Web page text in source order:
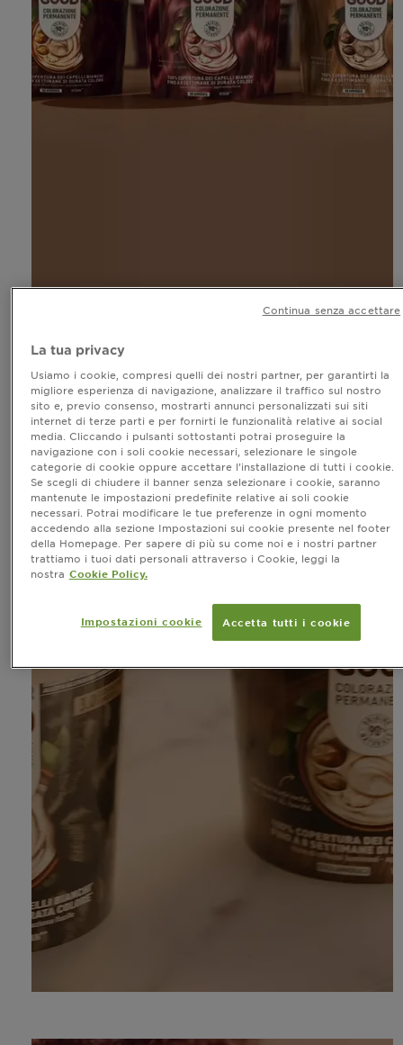
La tua privacy
Usiamo i cookie, compresi quelli dei nostri partner, per garantirti la
migliore esperienza di navigazione, analizzare il traffico sul nostro
sito e, previo consenso, mostrarti annunci personalizzati sui siti
internet di terze parti e per fornirti le funzionalità relative ai social
media. Cliccando i pulsanti sottostanti potrai proseguire la
navigazione con i soli cookie necessari, selezionare le singole
categorie di cookie oppure accettare l’installazione di tutti i cookie.
Se scegli di chiudere il banner senza selezionare i cookie, saranno
mantenute le impostazioni predefinite relative ai soli cookie
necessari. Potrai modificare le tue preferenze in ogni momento
accedendo alla sezione Impostazioni sui cookie presente nel footer
della Homepage. Per sapere di più su come noi e i nostri partner
trattiamo i tuoi dati personali attraverso i Cookie, leggi la
nostra Cookie Policy.
Impostazioni cookie Accetta tutti i cookie
Continua senza accettare